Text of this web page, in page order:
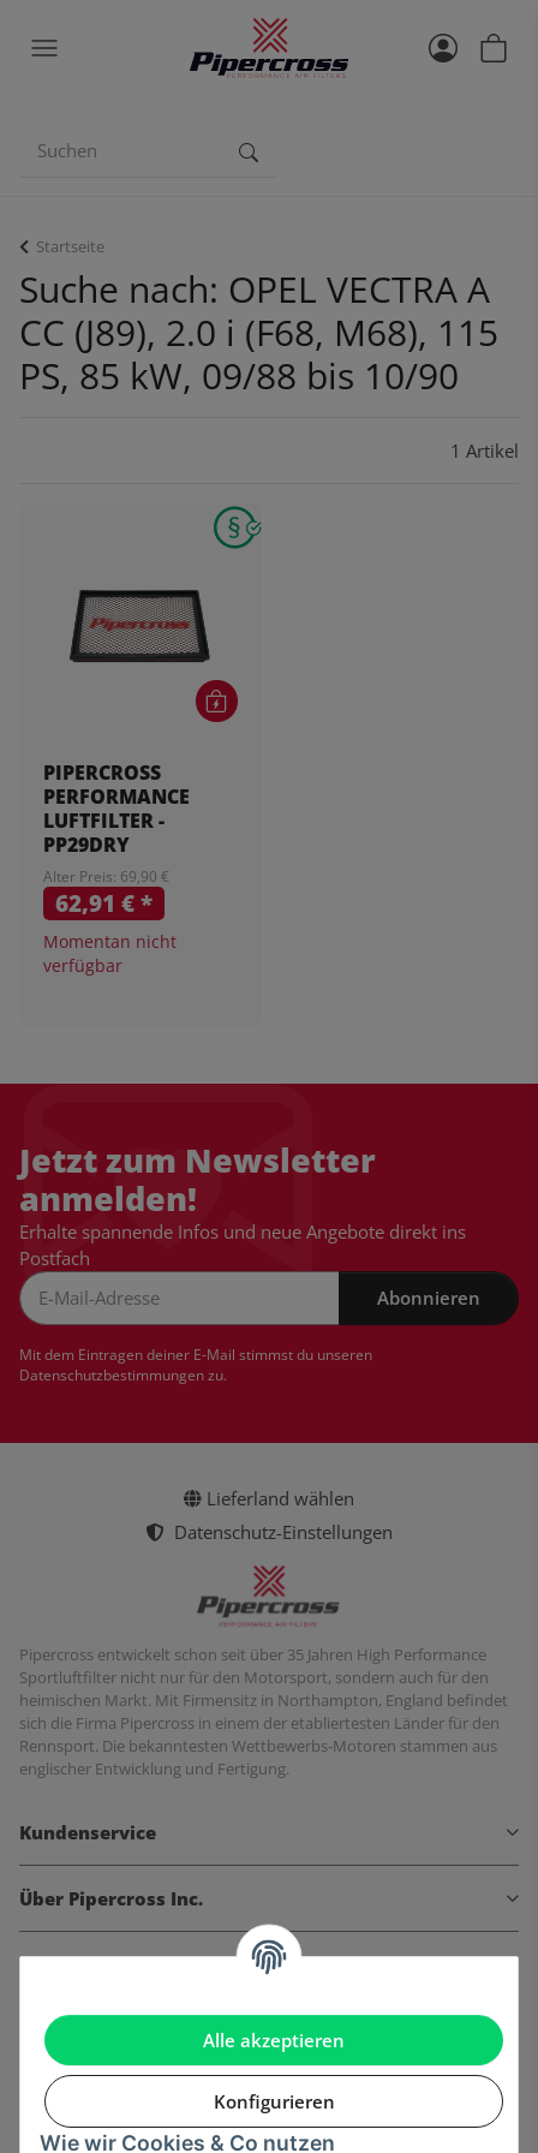
Alle akzeptieren
Konfigurieren
Wie wir Cookies & Co nutzen
Startseite
Suche nach: OPEL VECTRA A
CC (J89), 2.0 i (F68, M68), 115
PS, 85 kW, 09/88 bis 10/90
1 Artikel
PIPERCROSS
PERFORMANCE
LUFTFILTER -
PP29DRY
Alter Preis: 69,90 €
62,91 €*
Momentan nicht
verfügbar
Jetzt zum Newsletter
anmelden!
Erhalte spannende Infos und neue Angebote direkt ins
Postfach
Abonnieren
Mit dem Eintragen deiner E-Mail stimmst du unseren
Datenschutzbestimmungenzu.
Lieferland wählen
Datenschutz-Einstellungen
Pipercross entwickelt schon seit über 35 Jahren High Performance
Sportluftfilter nicht nur für den Motorsport, sondern auch für den
heimischen Markt. Mit Firmensitz in Northampton, England befindet
sich die Firma Pipercross in einem der etabliertesten Länder für den
Rennsport. Die bekanntesten Wettbewerbs-Motoren stammen aus
englischer Entwicklung und Fertigung.
Kundenservice
Über Pipercross Inc.
Informationen
Gesetzliche Informationen